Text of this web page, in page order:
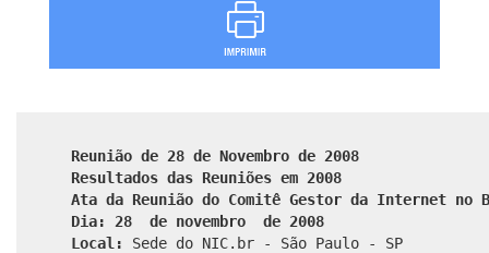
Reunião de 28 de Novembro de 2008
Resultados das Reuniões em 2008
Ata da Reunião do Comitê Gestor da Internet no
Dia: 28 de novembro de 2008
Local:
Sede do NIC.br - São Paulo - SP